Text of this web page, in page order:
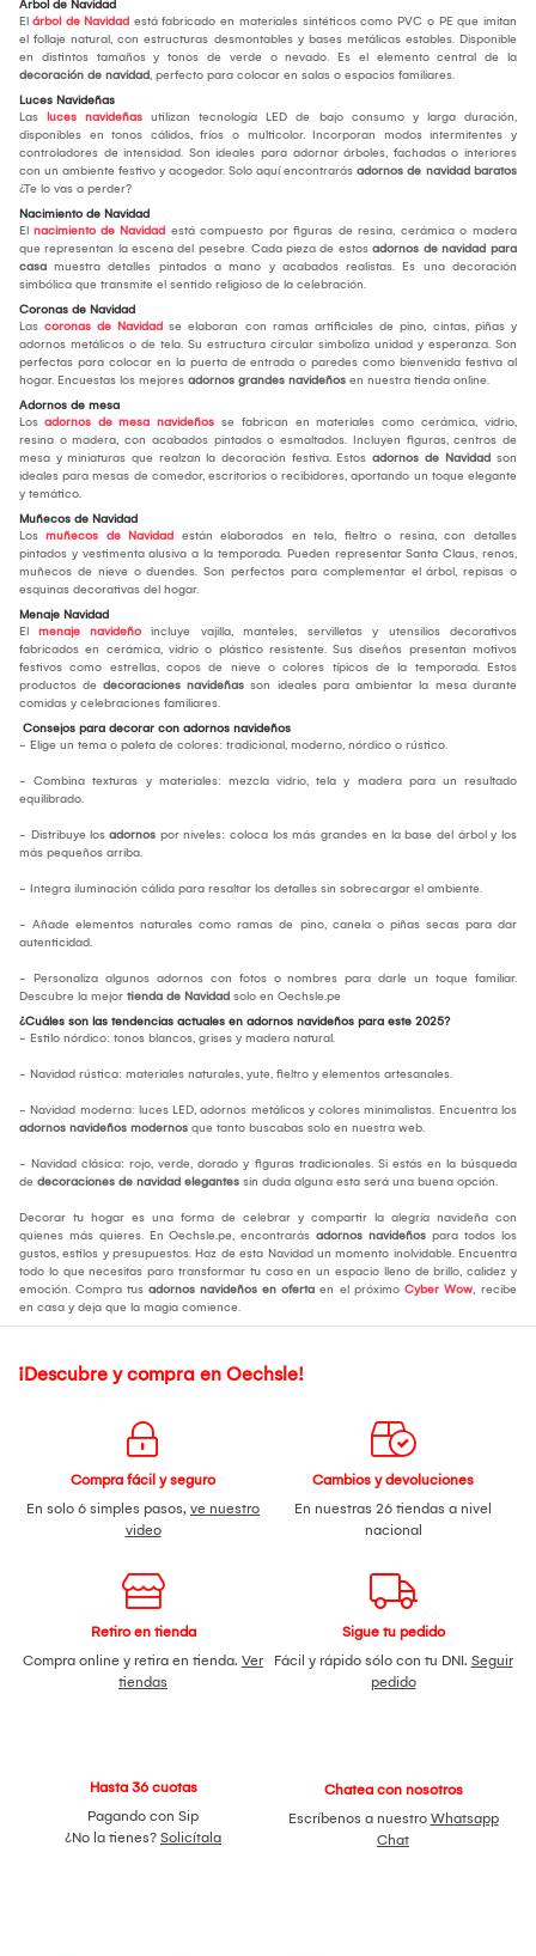
Árbol de Navidad
El árbol de Navidad está fabricado en materiales sintéticos como PVC o PE que imitan
el follaje natural, con estructuras desmontables y bases metálicas estables. Disponible
en distintos tamaños y tonos de verde o nevado. Es el elemento central de la
decoración de navidad, perfecto para colocar en salas o espacios familiares.
Luces Navideñas
Las luces navideñas utilizan tecnología LED de bajo consumo y larga duración,
disponibles en tonos cálidos, fríos o multicolor. Incorporan modos intermitentes y
controladores de intensidad. Son ideales para adornar árboles, fachadas o interiores
con un ambiente festivo y acogedor. Solo aquí encontrarás adornos de navidad baratos
¿Te lo vas a perder?
Nacimiento de Navidad
El nacimiento de Navidad está compuesto por figuras de resina, cerámica o madera
que representan la escena del pesebre. Cada pieza de estos adornos de navidad para
casa muestra detalles pintados a mano y acabados realistas. Es una decoración
simbólica que transmite el sentido religioso de la celebración.
Coronas de Navidad
Las coronas de Navidad se elaboran con ramas artificiales de pino, cintas, piñas y
adornos metálicos o de tela. Su estructura circular simboliza unidad y esperanza. Son
perfectas para colocar en la puerta de entrada o paredes como bienvenida festiva al
hogar. Encuestas los mejores adornos grandes navideños en nuestra tienda online.
Adornos de mesa
Los adornos de mesa navideños se fabrican en materiales como cerámica, vidrio,
resina o madera, con acabados pintados o esmaltados. Incluyen figuras, centros de
mesa y miniaturas que realzan la decoración festiva. Estos adornos de Navidad son
ideales para mesas de comedor, escritorios o recibidores, aportando un toque elegante
y temático.
Muñecos de Navidad
Los muñecos de Navidad están elaborados en tela, fieltro o resina, con detalles
pintados y vestimenta alusiva a la temporada. Pueden representar Santa Claus, renos,
muñecos de nieve o duendes. Son perfectos para complementar el árbol, repisas o
esquinas decorativas del hogar.
Menaje Navidad
El menaje navideño incluye vajilla, manteles, servilletas y utensilios decorativos
fabricados en cerámica, vidrio o plástico resistente. Sus diseños presentan motivos
festivos como estrellas, copos de nieve o colores típicos de la temporada. Estos
productos de decoraciones navideñas son ideales para ambientar la mesa durante
comidas y celebraciones familiares.
Consejos para decorar con adornos navideños
- Elige un tema o paleta de colores: tradicional, moderno, nórdico o rústico.
- Combina texturas y materiales: mezcla vidrio, tela y madera para un resultado
equilibrado.
- Distribuye los adornos por niveles: coloca los más grandes en la base del árbol y los
más pequeños arriba.
- Integra iluminación cálida para resaltar los detalles sin sobrecargar el ambiente.
- Añade elementos naturales como ramas de pino, canela o piñas secas para dar
autenticidad.
- Personaliza algunos adornos con fotos o nombres para darle un toque familiar.
Descubre la mejor tienda de Navidad solo en Oechsle.pe
¿Cuáles son las tendencias actuales en adornos navideños para este 2025?
- Estilo nórdico: tonos blancos, grises y madera natural.
- Navidad rústica: materiales naturales, yute, fieltro y elementos artesanales.
- Navidad moderna: luces LED, adornos metálicos y colores minimalistas. Encuentra los
adornos navideños modernos que tanto buscabas solo en nuestra web.
- Navidad clásica: rojo, verde, dorado y figuras tradicionales. Si estás en la búsqueda
de decoraciones de navidad elegantes sin duda alguna esta será una buena opción.
Decorar tu hogar es una forma de celebrar y compartir la alegría navideña con
quienes más quieres. En Oechsle.pe, encontrarás adornos navideños para todos los
gustos, estilos y presupuestos. Haz de esta Navidad un momento inolvidable. Encuentra
todo lo que necesitas para transformar tu casa en un espacio lleno de brillo, calidez y
emoción. Compra tus adornos navideños en oferta en el próximo Cyber Wow, recibe
en casa y deja que la magia comience.
¡Descubre y compra en Oechsle!
Compra fácil y seguro
En solo 6 simples pasos, ve nuestro
video
Cambios y devoluciones
En nuestras 26 tiendas a nivel
nacional
Retiro en tienda
Compra online y retira en tienda. Ver
tiendas
Sigue tu pedido
Fácil y rápido sólo con tu DNI. Seguir
pedido
Hasta 36 cuotas
Pagando con Sip
¿No la tienes? Solicítala
Chatea con nosotros
Escríbenos a nuestro Whatsapp
Chat